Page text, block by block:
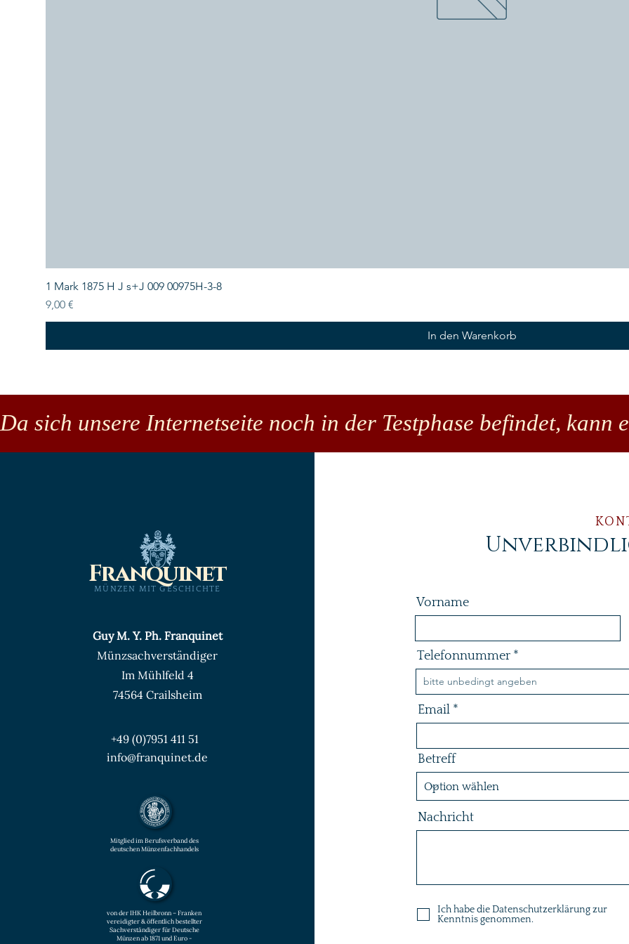
1 Mark 1875 H J s+J 009 00975H-3-8
Preis
9,00 €
In den Warenkorb
Da sich unsere Internetseite noch in der Testphase befindet,
MÜNZEN MIT GESCHICHTE
Franquinet
Guy M. Y. Ph. Franquinet
Münzsachverständiger
Im Mühlfeld 4
74564 Crailsheim
+49 (0)7951 411 51
info@franquinet.de
Mitglied im Berufsverband des
deutschen Münzenfachhandels
von der IHK Heilbronn – Franken
vereidigter & öffentlich bestellter
Sachverständiger für Deutsche
Münzen ab 1871 und Euro -
Vorname
Telefonnummer
Email
Betreff
Nachricht
Ich habe die Datenschutzerklärung zur
Kenntnis genommen.